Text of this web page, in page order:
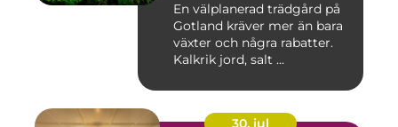
En välplanerad trädgård på
Gotland kräver mer än bara
växter och några rabatter.
Kalkrik jord, salt ...
30. jul